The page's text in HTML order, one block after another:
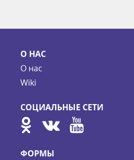
О НАС
О нас
Wiki
СОЦИАЛЬНЫЕ СЕТИ
ФОРМЫ